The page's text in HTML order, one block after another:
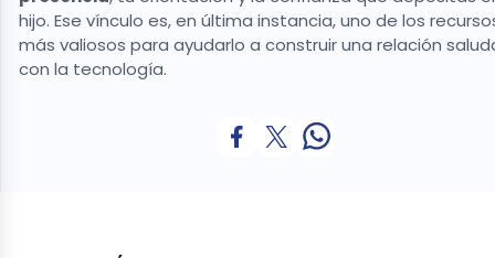
hijo. Ese vínculo es, en última instancia, uno de los
más valiosos para ayudarlo a construir una relación
con la tecnología.